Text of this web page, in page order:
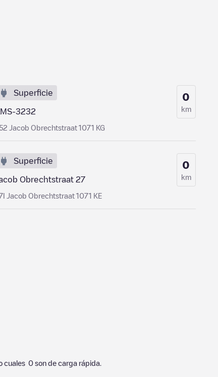
Superficie
3232
Jacob Obrechtstraat 1071 KG
0
km
Superficie
Obrechtstraat 27
Jacob Obrechtstraat 1071 KE
0
km
cuales 0 son de carga rápida.